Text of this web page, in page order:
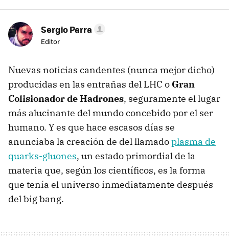
Sergio Parra
Editor
Nuevas noticias candentes (nunca mejor dicho)
producidas en las entrañas del LHC o Gran
Colisionador de Hadrones, seguramente el lugar
más alucinante del mundo concebido por el ser
humano. Y es que hace escasos días se
anunciaba la creación de del llamadoplasma de
quarks-gluones, un estado primordial de la
materia que, según los científicos, es la forma
que tenía el universo inmediatamente después
del big bang.